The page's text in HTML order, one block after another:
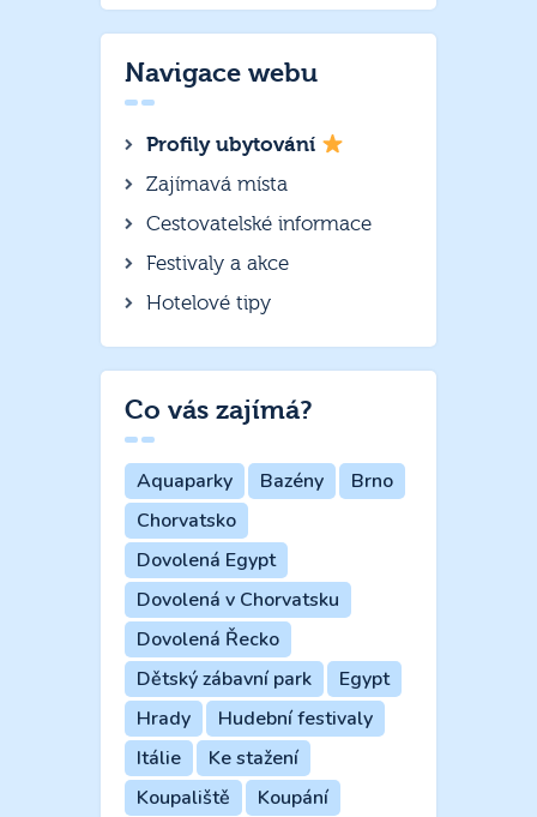
Navigace webu
Profily ubytování
Zajímavá místa
Cestovatelské informace
Festivaly a akce
Hotelové tipy
Co vás zajímá?
Aquaparky Bazény
Brno
Chorvatsko
Dovolená Egypt
Dovolená v Chorvatsku
Dovolená Řecko
Dětský zábavní park
Egypt
Hrady
Hudební festivaly
Itálie
Ke stažení
Koupaliště
Koupání